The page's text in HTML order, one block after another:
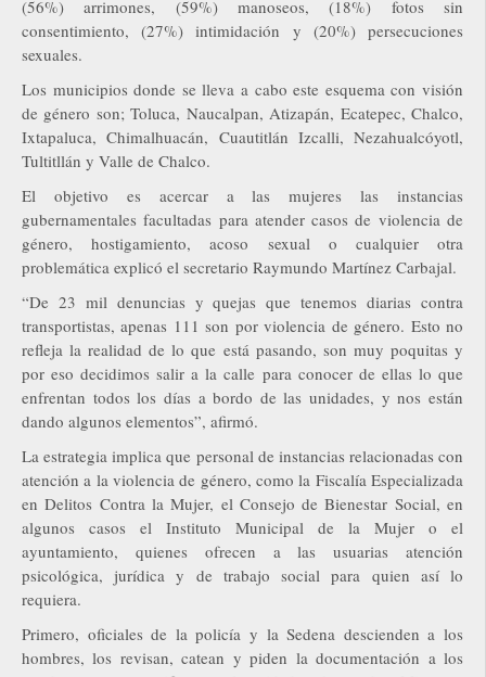
(56%) arrimones, (59%) manoseos, (18%) fotos sin
consentimiento, (27%) intimidación y (20%) persecuciones
sexuales.
Los municipios donde se lleva a cabo este esquema con visión
de género son; Toluca, Naucalpan, Atizapán, Ecatepec, Chalco,
Ixtapaluca, Chimalhuacán, Cuautitlán Izcalli, Nezahualcóyotl,
Tultitllán y Valle de Chalco.
El objetivo es acercar a las mujeres las instancias
gubernamentales facultadas para atender casos de violencia de
género, hostigamiento, acoso sexual o cualquier otra
problemática explicó el secretario Raymundo Martínez Carbajal.
“De 23 mil denuncias y quejas que tenemos diarias contra
transportistas, apenas 111 son por violencia de género. Esto no
refleja la realidad de lo que está pasando, son muy poquitas y
por eso decidimos salir a la calle para conocer de ellas lo que
enfrentan todos los días a bordo de las unidades, y nos están
dando algunos elementos”, afirmó.
La estrategia implica que personal de instancias relacionadas con
atención a la violencia de género, como la Fiscalía Especializada
en Delitos Contra la Mujer, el Consejo de Bienestar Social, en
algunos casos el Instituto Municipal de la Mujer o el
ayuntamiento, quienes ofrecen a las usuarias atención
psicológica, jurídica y de trabajo social para quien así lo
requiera.
Primero, oficiales de la policía y la Sedena descienden a los
hombres, los revisan, catean y piden la documentación a los